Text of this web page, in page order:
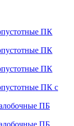
ПК
ПК
ПК
ПК с
ПБ
ПБ